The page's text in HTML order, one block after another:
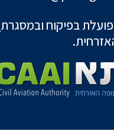
בפיקוח ובמסגרת